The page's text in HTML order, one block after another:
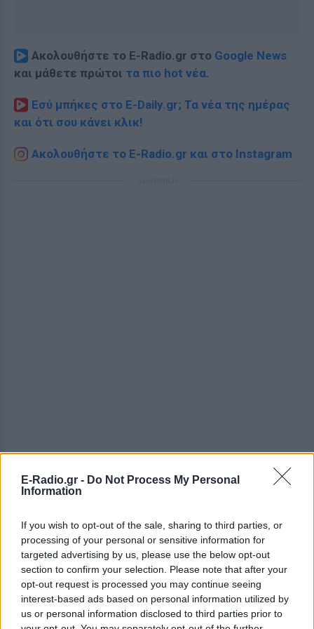
E-Radio.gr - Do Not Process My Personal
Information
If you wish to opt-out of the sale, sharing to third parties, or
processing of your personal or sensitive information for
targeted advertising by us, please use the below opt-out
section to confirm your selection. Please note that after your
opt-out request is processed you may continue seeing
interest-based ads based on personal information utilized by
us or personal information disclosed to third parties prior to
Ακολουθήστε το E-Radio.gr στο Google News
και μάθετε πρώτοι τα πιο hot νέα.
Εσύ μπήκες στο E-Daily.gr; Τα νέα της ημέρας
και ότι σου κάνει κλικ!
Ακολουθήστε το E-Radio.gr και στο Instagram
ΔΕΙΤΕ ΕΠΙΣΗΣ
ΣΤΗΝ ΙΔΙΑ ΚΑΤΗΓΟΡΙΑ
Η Γαρυφαλλιά Καληφώνη στην
Πάρο με μαύρο μπικίνι ‑ δείτε
τις πόζες της